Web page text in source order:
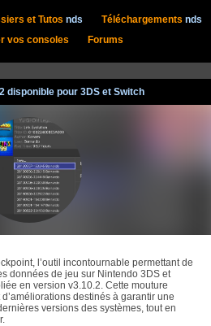
et Tutos nds Téléchargements nds
vos consoles
Forums
disponible pour 3DS et Switch
l’outil incontournable permettant de
données de jeu sur Nintendo 3DS et
en version v3.10.2. Cette mouture
destinés à garantir une
versions des systèmes, tout en